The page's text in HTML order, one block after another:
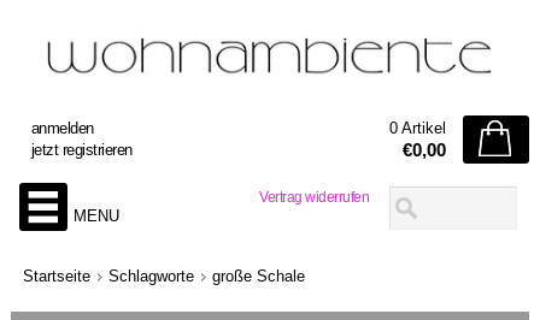
Vertrag widerrufen
anmelden
jetzt registrieren
0 Artikel
€0,00
MENU
Startseite Schlagworte große Schale